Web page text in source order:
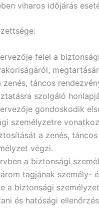
viharos időjárás
felel a
táncos
szolgáló
gondoskodik
személyzetre
a zenés,
végzi.
a biztonsági
tagjának személy-
a biztonsági
és hatósági